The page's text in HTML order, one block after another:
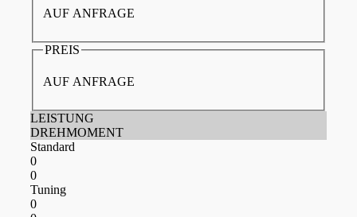
AUF ANFRAGE
PREIS
AUF ANFRAGE
LEISTUNG
DREHMOMENT
Standard
0
0
Tuning
0